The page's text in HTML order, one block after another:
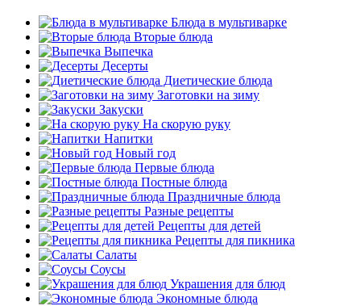
Блюда в мультиварке
Вторые блюда
Выпечка
Десерты
Диетические блюда
Заготовки на зиму
Закуски
На скорую руку
Напитки
Новый год
Первые блюда
Постные блюда
Праздничные блюда
Разные рецепты
Рецепты для детей
Рецепты для пикника
Салаты
Соусы
Украшения для блюд
Экономные блюда